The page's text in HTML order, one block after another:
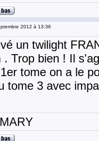
2012 à 13:36
un twilight
. Trop bien ! Il
tome on a le
tome 3 avec